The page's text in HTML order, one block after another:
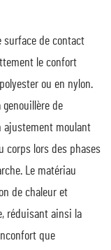
surface de contact
le confort
ou en nylon.
genouillère de
ajustement moulant
corps lors des phases
Le matériau
de chaleur et
réduisant ainsi la
que